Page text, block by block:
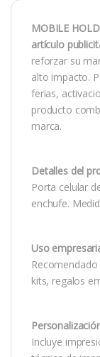
MOBILE
artículo
reforzar su
alto impacto.
ferias,
producto
marca.
Detalles del
Porta celular
enchufe.
Uso
kits, regalos
Incluye